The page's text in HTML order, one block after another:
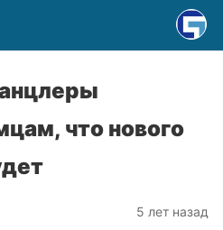
что нового
5 лет назад